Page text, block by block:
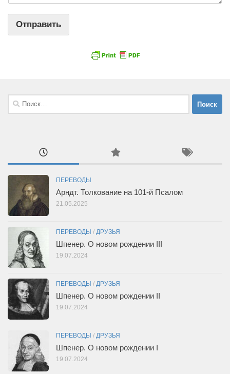
Отправить
Найти:
ПЕРЕВОДЫ
Арндт. Толкование на 101-й Псалом
21.05.2025
ПЕРЕВОДЫ / ДРУЗЬЯ
Шпенер. О новом рождении III
19.07.2024
ПЕРЕВОДЫ / ДРУЗЬЯ
Шпенер. О новом рождении II
19.07.2024
ПЕРЕВОДЫ / ДРУЗЬЯ
Шпенер. О новом рождении I
19.07.2024